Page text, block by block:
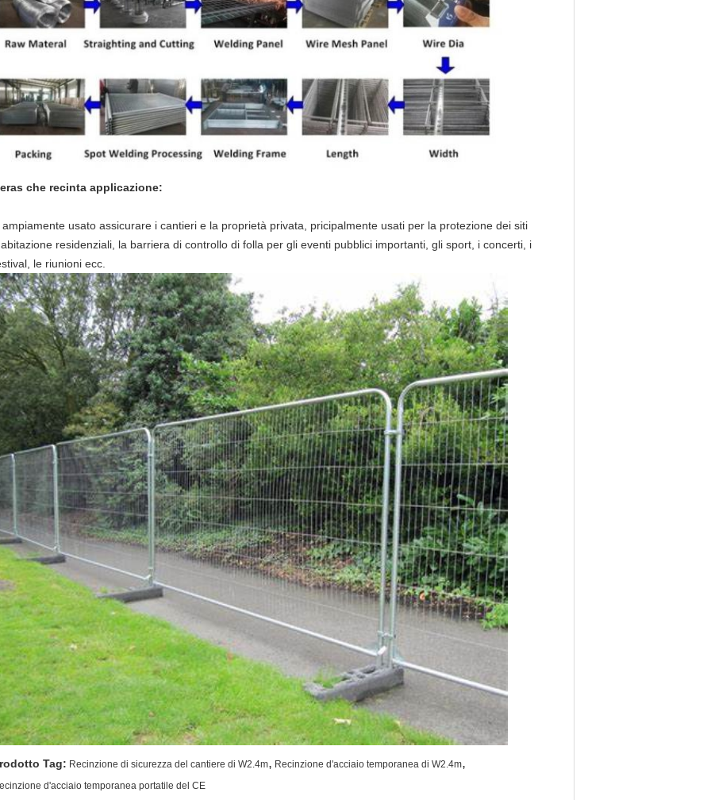
che recinta applicazione:
ampiamente usato assicurare i cantieri e la proprietà privata, pricipalmente usati per la protezione dei siti
residenziali, la barriera di controllo di folla per gli eventi pubblici importanti, gli sport, i concerti, i
le riunioni ecc.
Tag: Recinzione di sicurezza del cantiere di W2.4m, Recinzione d'acciaio temporanea di W2.4m,
d'acciaio temporanea portatile del CE